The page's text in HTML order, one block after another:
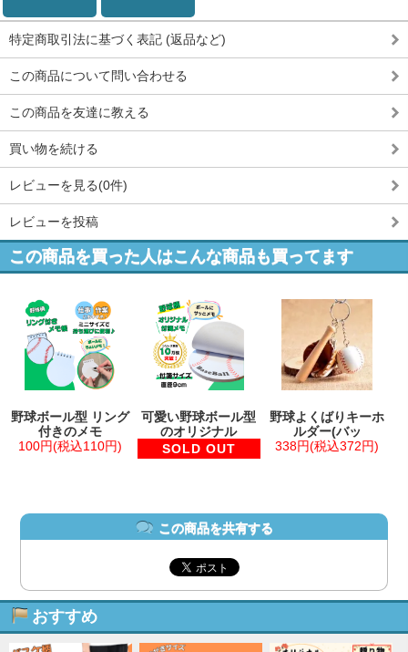
特定商取引法に基づく表記 (返品など)
この商品について問い合わせる
この商品を友達に教える
買い物を続ける
レビューを見る(0件)
レビューを投稿
この商品を買った人はこんな商品も買ってます
野球ボール型 リング
付きのメモ
100円(税込110円)
可愛い野球ボール型
のオリジナル
SOLD OUT
野球よくばりキーホ
ルダー(バッ
338円(税込372円)
この商品を共有する
おすすめ